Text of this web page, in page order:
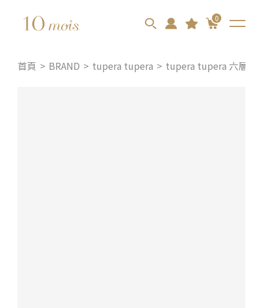
0
首頁 BRAND tupera tupera tupera tupera 六層紗